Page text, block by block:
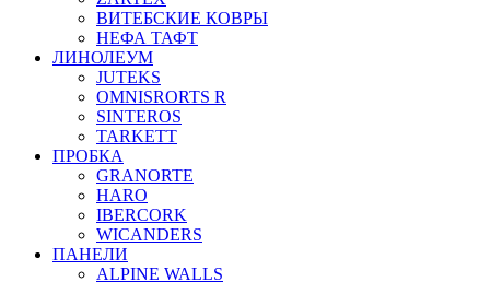
ВИТЕБСКИЕ КОВРЫ
НЕФА ТАФТ
ЛИНОЛЕУМ
JUTEKS
OMNISRORTS R
SINTEROS
TARKETT
ПРОБКА
GRANORTE
HARO
IBERCORK
WICANDERS
ПАНЕЛИ
ALPINE WALLS